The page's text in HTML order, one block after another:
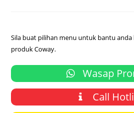
Sila buat pilihan menu untuk bantu anda
produk Coway.
Wasap
Call